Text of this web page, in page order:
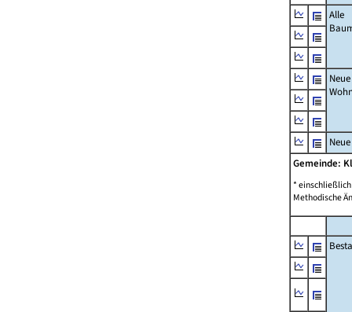
Alle
Neue
Gemeinde:
*
Methodische